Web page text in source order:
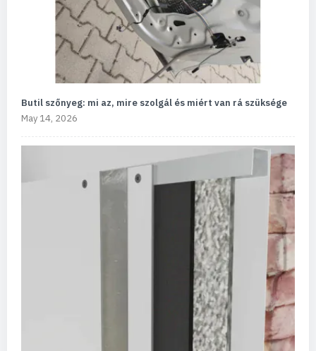
Butil szőnyeg: mi az, mire szolgál és miért van rá szüksége
May 14, 2026